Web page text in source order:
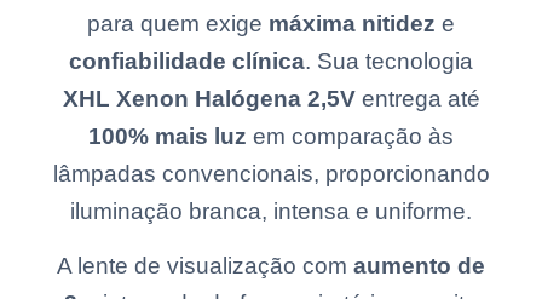
para quem exige máxima nitidez e
confiabilidade clínica. Sua tecnologia
XHL Xenon Halógena 2,5Ventrega até
100% mais luz em comparação às
lâmpadas convencionais, proporcionando
iluminação branca, intensa e uniforme.
A lente de visualização com aumento de